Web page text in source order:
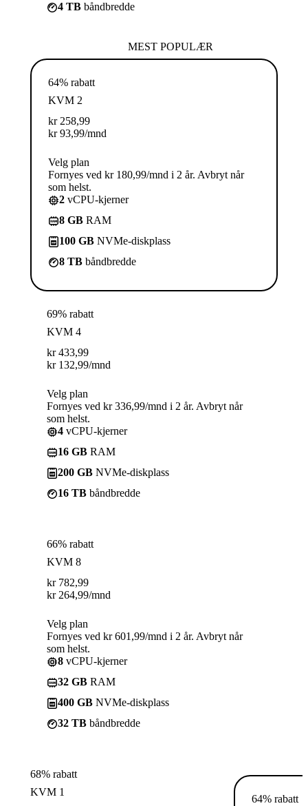
4 TB båndbredde
MEST POPULÆR
64% rabatt
KVM 2
kr 258,99
kr 93,99/mnd
Velg plan
Fornyes ved kr 180,99/mnd i 2 år. Avbryt når
som helst.
2 vCPU-kjerner
8 GB RAM
100 GB NVMe-diskplass
8 TB båndbredde
69% rabatt
KVM 4
kr 433,99
kr 132,99/mnd
Velg plan
Fornyes ved kr 336,99/mnd i 2 år. Avbryt når
som helst.
4 vCPU-kjerner
16 GB RAM
200 GB NVMe-diskplass
16 TB båndbredde
66% rabatt
KVM 8
kr 782,99
kr 264,99/mnd
Velg plan
Fornyes ved kr 601,99/mnd i 2 år. Avbryt når
som helst.
8 vCPU-kjerner
32 GB RAM
400 GB NVMe-diskplass
32 TB båndbredde
68% rabatt
KVM 1
64% rabatt